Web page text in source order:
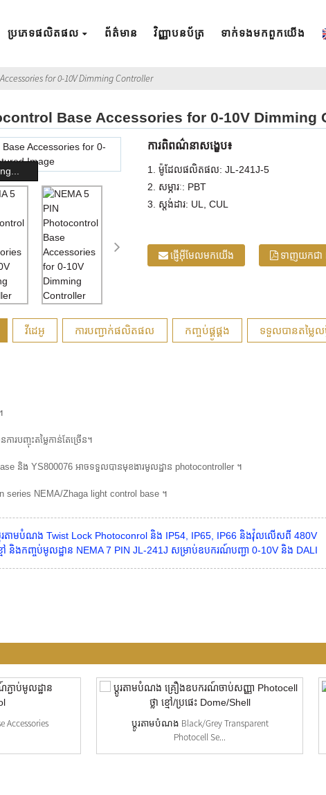
ប្រភេទផលិតផល ព័ត៌មាន វិញ្ញាបនប័ត្រ ទាក់ទង​មក​ពួក​យើង
for 0-10V Dimming Controller
Base Accessories for 0-10V Dimming
ការពិពណ៌នាសង្ខេប៖
1. ម៉ូដែលផលិតផល: JL-241J-5
2. សម្ភារៈ: PBT
3. ស្តង់ដារ: UL, CUL
ផ្ញើអ៊ីមែលមកយើង ទាញយកជា
វីដេអូ ការ​បញ្ជាក់​ផលិតផល កញ្ចប់ផ្គូផ្គង ទទួលបានតម្លៃល
បញ្ចុះតម្លៃកាន់តែច្រើន។
និង YS800076 អាចទទួលបានមុខងារមូលដ្ឋាន photocontroller ។
series NEMA/Zhaga light control base ។
រតាមបំណង Twist Lock Photoconrol និង IP54, IP65, IP66 និងវ៉ុលលើសពី 480V
និងកញ្ចប់មូលដ្ឋាន NEMA 7 PIN JL-241J សម្រាប់ឧបករណ៍បញ្ជា 0-10V និង DALI
Accessories
ប្ដូរតាមបំណង Black/Grey Transparent
Photocell Se...